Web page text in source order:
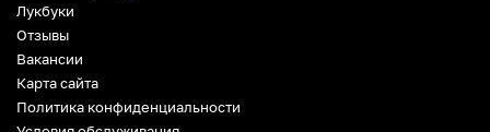
Лукбуки
Отзывы
Вакансии
Карта сайта
Политика конфиденциальности